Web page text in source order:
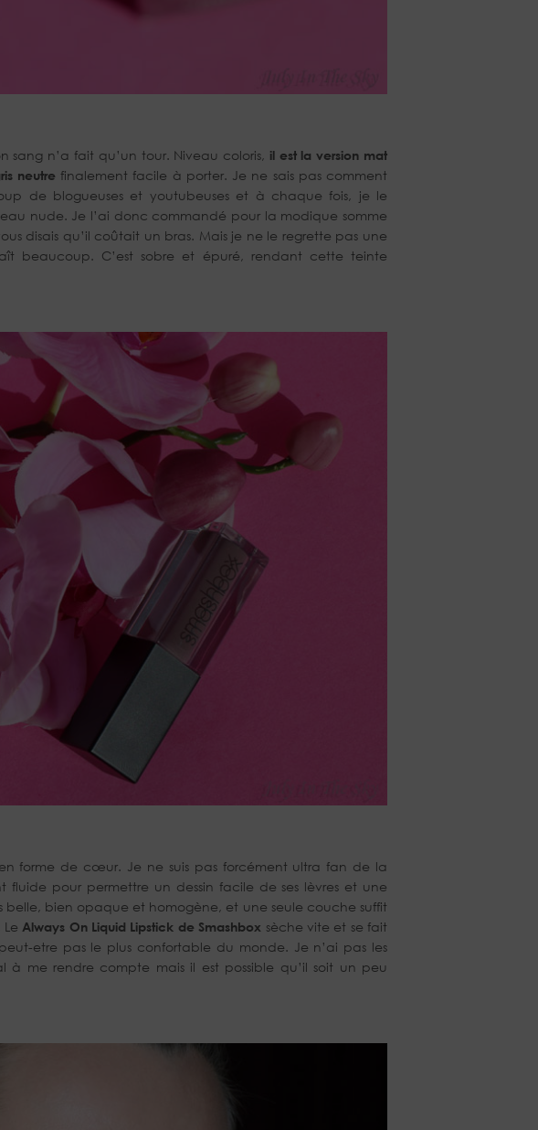
sang n’a fait qu’un tour. Niveau coloris, il est la version mat
neutre finalement facile à porter. Je ne sais pas comment
de blogueuses et youtubeuses et à chaque fois, je le
nude. Je l’ai donc commandé pour la modique somme
disais qu’il coûtait un bras. Mais je ne le regrette pas une
beaucoup. C’est sobre et épuré, rendant cette teinte
forme de cœur. Je ne suis pas forcément ultra fan de la
fluide pour permettre un dessin facile de ses lèvres et une
belle, bien opaque et homogène, et une seule couche suffit
Always On Liquid Lipstick de Smashbox sèche vite et se fait
etre pas le plus confortable du monde. Je n’ai pas les
à me rendre compte mais il est possible qu’il soit un peu